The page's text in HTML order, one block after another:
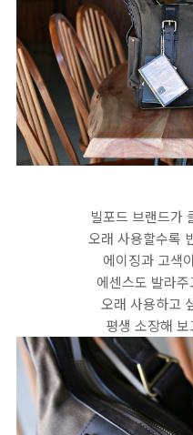
빌포드 브랜드가
오래 사용할수록
에이징과 고색
에센스도 발라
오래 사용하고
평생 소장해